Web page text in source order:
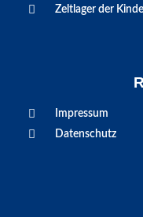
Zeltlager der
Impressum
Datenschutz